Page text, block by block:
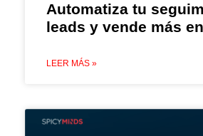
Automatiza tu
leads y vende más
LEER MÁS »